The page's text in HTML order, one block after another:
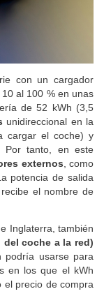
con un cargador
al 100 % en unas
de 52 kWh (3,5
unidireccional en la
cargar el coche) y
Por tanto, en este
externos , como
potencia de salida
el nombre de
Inglaterra, también
del coche a la red)
podría usarse para
en los que el kWh
el precio de compra